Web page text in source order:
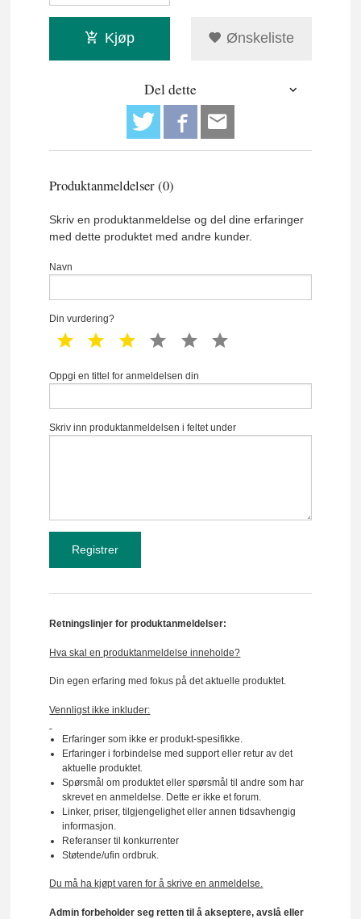
Kjøp Ønskeliste
Del dette
Produktanmeldelser (0)
Skriv en produktanmeldelse og del dine erfaringer
med dette produktet med andre kunder.
Navn
Din vurdering?
1 star 2 star 3 star 4 star 5 star
Oppgi en tittel for anmeldelsen din
Skriv inn produktanmeldelsen i feltet under
Retningslinjer for produktanmeldelser:
Hva skal en produktanmeldelse inneholde?
Din egen erfaring med fokus på det aktuelle produktet.
Vennligst ikke inkluder:
Erfaringer som ikke er produkt-spesifikke.
Erfaringer i forbindelse med support eller retur av det
aktuelle produktet.
Spørsmål om produktet eller spørsmål til andre som har
skrevet en anmeldelse. Dette er ikke et forum.
Linker, priser, tilgjengelighet eller annen tidsavhengig
informasjon.
Referanser til konkurrenter
Støtende/ufin ordbruk.
Du må ha kjøpt varen for å skrive en anmeldelse.
Admin forbeholder seg retten til å akseptere, avslå eller